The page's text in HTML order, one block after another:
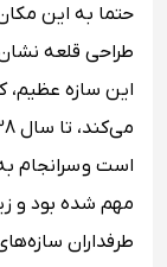
حتما به این
طراحی قلعه نشان
این سازه
است و سرانجام
مهم شده بود و
طرفداران